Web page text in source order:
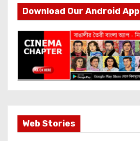
Download Our Android App
Web StoriesMost Important
Info about